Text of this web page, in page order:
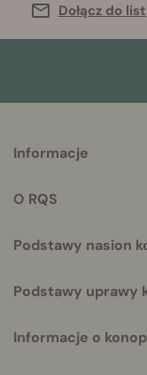
Dołącz do
helpful
Informacje
O RQS
Podstawy nasion
Podstawy uprawy
Informacje o